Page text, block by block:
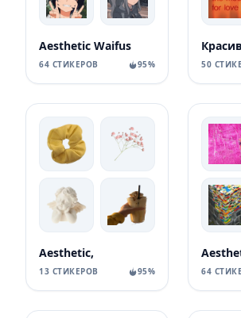
Aesthetic Waifus
64 СТИКЕРОВ 95% 50
Aesthetic,
13 СТИКЕРОВ 95% 64